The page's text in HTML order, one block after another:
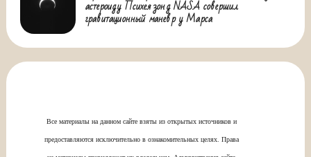
астероиду Психея зонд NASA совершил
гравитационный маневр у Марса
Все материалы на данном сайте взяты из открытых источников и
предоставляются исключительно в ознакомительных целях. Права